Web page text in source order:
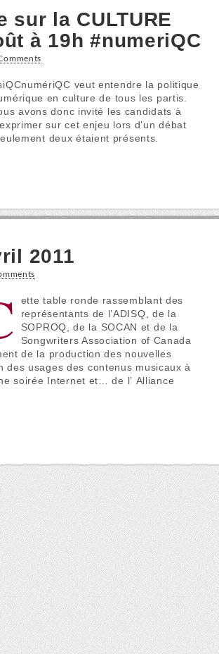
sur la CULTURE
à 19h #numeriQC
veut entendre la politique
en culture de tous les partis.
avons donc invité les candidats à
sur cet enjeu lors d’un débat
deux étaient présents.
2011
ette table ronde rassemblant des
représentants de l’ADISQ, de la
SOPROQ, de la SOCAN et de la
Songwriters Association of Canada
de la production des nouvelles
usages des contenus musicaux à
soirée Internet et… de l’ Alliance